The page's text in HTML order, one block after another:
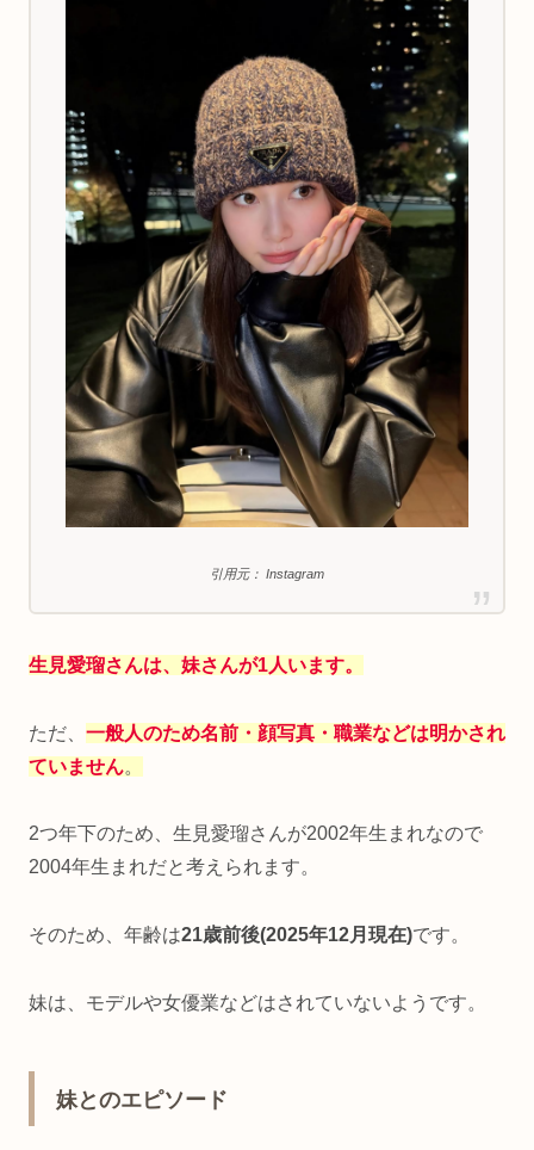
引用元： Instagram
生見愛瑠さんは、妹さんが1人います。
ただ、 一般人のため名前・顔写真・職業などは明かされ
ていません。
2つ年下のため、生見愛瑠さんが2002年生まれなので
2004年生まれだと考えられます。
そのため、年齢は21歳前後(2025年12月現在)です。
妹は、モデルや女優業などはされていないようです。
妹とのエピソード